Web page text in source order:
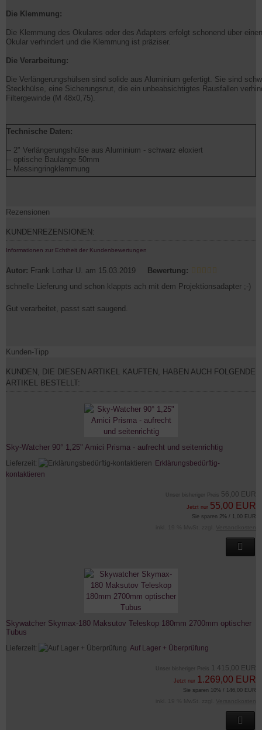
Die Klemmung:
Die Klemmung des Okulares oder des Adapters erfolgt schonend über
Okular verhindert und die Klemmung ist präziser.
Die Verarbeitung:
Die Verlängerungshülsen sind solide aus Aluminium gefertigt. Sie sind
Steckhülse, eine Sicherungsnut, die ein unbeabsichtigtes Rausfallen
Filtergewinde (M 48x0,75).
Technische Daten:
-- 2" Verlängerungshülse aus Aluminium - schwarz eloxiert
-- optische Baulänge 50mm
-- Messingringklemmung
Rezensionen
KUNDENREZENSIONEN:
Informationen zur Echtheit der Kundenbewertungen
Autor: Frank Lothar U. am 15.03.2019
Bewertung:
schnelle Lieferung und schon klappts ach mit dem Projektionsadapter ;-)
Gut verarbeitet, passt satt saugend.
Kunden-Tipp
KUNDEN, DIE DIESEN ARTIKEL KAUFTEN, HABEN AUCH FOLGENDE
ARTIKEL BESTELLT:
Sky-Watcher 90° 1,25" Amici Prisma - aufrecht und seitenrichtig
Lieferzeit:
Erklärungsbedürftig-
kontaktieren
Unser bisheriger Preis 56,00 EUR
Jetzt nur 55,00 EUR
Sie sparen 2% / 1,00 EUR
Skywatcher Skymax-180 Maksutov Teleskop 180mm 2700mm optischer
Tubus
Lieferzeit: Auf Lager + Überprüfung
Unser bisheriger Preis 1.415,00 EUR
Jetzt nur 1.269,00 EUR
Sie sparen 10% / 146,00 EUR